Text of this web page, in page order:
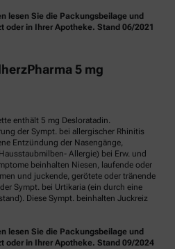
lesen Sie die Packungsbeilage und
oder in Ihrer Apotheke. Stand 06/2021
5 mg
enthält 5 mg Desloratadin.
der Sympt. bei allergischer Rhinitis
Entzündung der Nasengänge,
Allergie) bei Erw. und
beinhalten Niesen, laufende oder
und juckende, gerötete oder tränende
Sympt. bei Urtikaria (ein durch eine
Diese Sympt. beinhalten Juckreiz
lesen Sie die Packungsbeilage und
oder in Ihrer Apotheke. Stand 09/2024